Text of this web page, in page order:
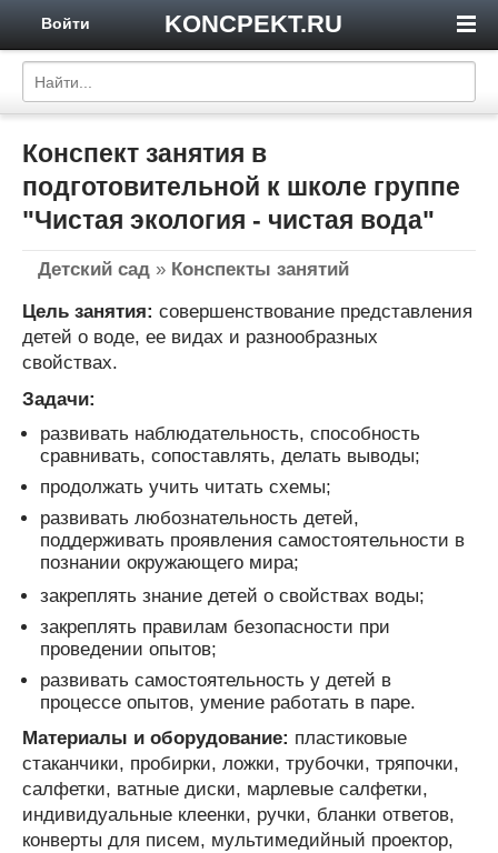
KONCPEKT.RU
Войти
Конспект занятия в
подготовительной к школе группе
"Чистая экология - чистая вода"
Детский сад » Конспекты занятий
Цель занятия: совершенствование представления
детей о воде, ее видах и разнообразных
свойствах.
Задачи:
развивать наблюдательность, способность
сравнивать, сопоставлять, делать выводы;
продолжать учить читать схемы;
развивать любознательность детей,
поддерживать проявления самостоятельности в
познании окружающего мира;
закреплять знание детей о свойствах воды;
закреплять правилам безопасности при
проведении опытов;
развивать самостоятельность у детей в
процессе опытов, умение работать в паре.
Материалы и оборудование: пластиковые
стаканчики, пробирки, ложки, трубочки, тряпочки,
салфетки, ватные диски, марлевые салфетки,
индивидуальные клеенки, ручки, бланки ответов,
конверты для писем, мультимедийный проектор,